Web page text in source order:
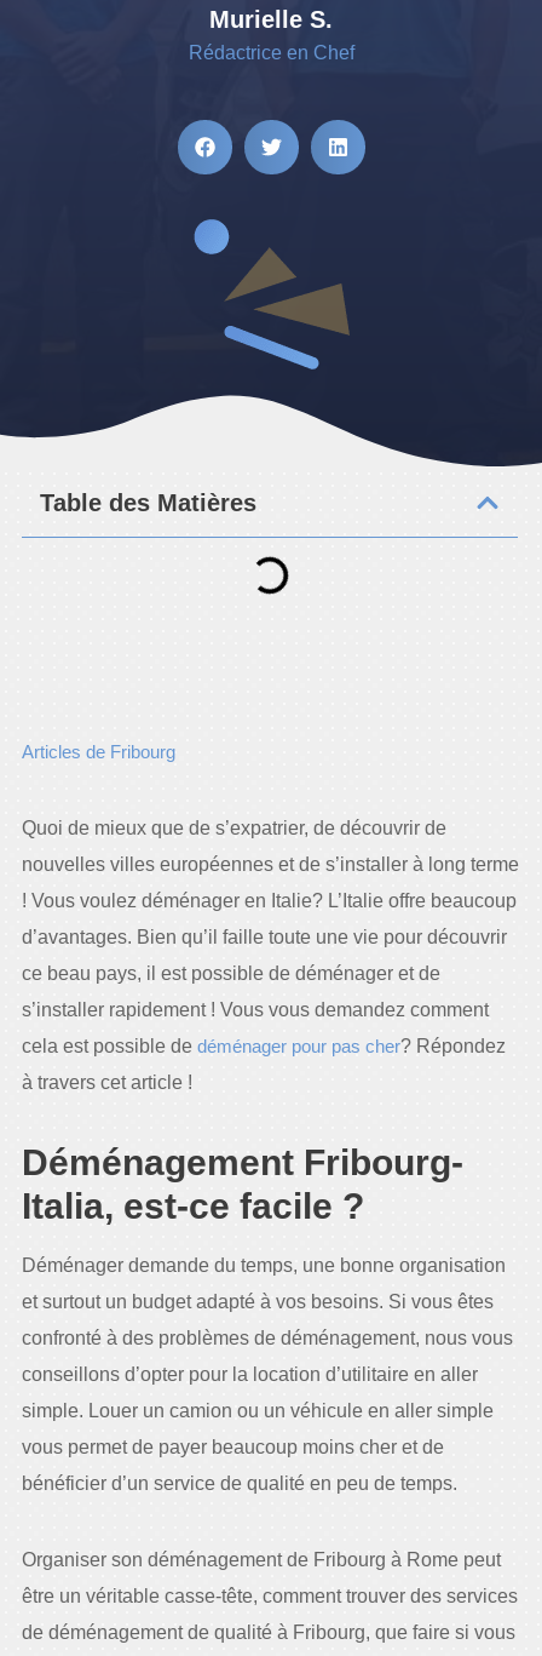
Murielle S.
Rédactrice en Chef
Table des Matières
Articles de Fribourg
Quoi de mieux que de s’expatrier, de découvrir de
nouvelles villes européennes et de s’installer à long terme
! Vous voulez déménager en Italie? L’Italie offre beaucoup
d’avantages. Bien qu’il faille toute une vie pour découvrir
ce beau pays, il est possible de déménager et de
s’installer rapidement ! Vous vous demandez comment
cela est possible de déménager pour pas cher? Répondez
à travers cet article !
Déménagement Fribourg-
Italia, est-ce facile ?
Déménager demande du temps, une bonne organisation
et surtout un budget adapté à vos besoins. Si vous êtes
confronté à des problèmes de déménagement, nous vous
conseillons d’opter pour la location d’utilitaire en aller
simple. Louer un camion ou un véhicule en aller simple
vous permet de payer beaucoup moins cher et de
bénéficier d’un service de qualité en peu de temps.
Organiser son déménagement de Fribourg à Rome peut
être un véritable casse-tête, comment trouver des services
de déménagement de qualité à Fribourg, que faire si vous